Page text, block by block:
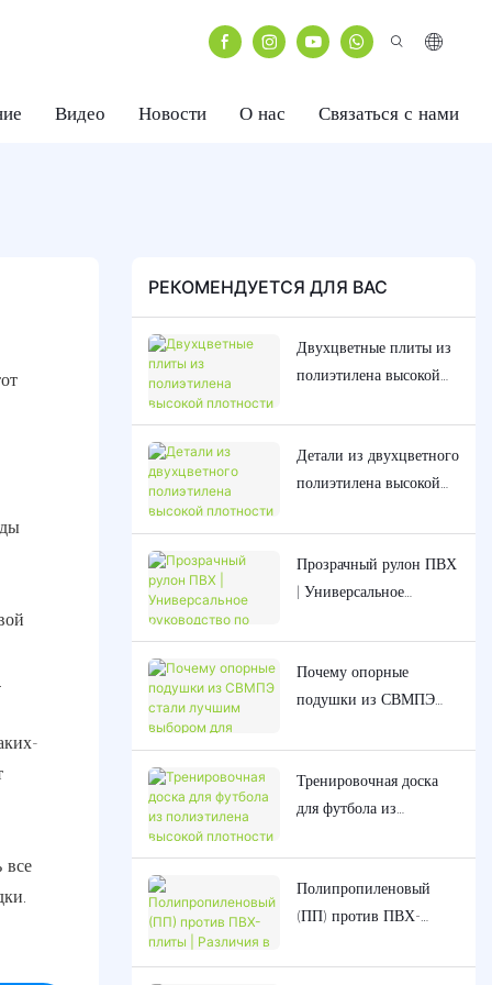
Видео Новости О нас Связаться с нами
все
РЕКОМЕНДУЕТСЯ ДЛЯ ВАС
Двухцветные плиты из
полиэтилена высокой
массовая поставка | В
наличии для детских
площадок
Детали из двухцветного
полиэтилена высокой
изготовленные на заказ,
для детского уличного
игрового оборудования.
Прозрачный рулон ПВХ
| Универсальное
применению в
промышленности и
коммерческом секторе
Почему опорные
подушки из СВМПЭ
для эксплуатации
тяжелой техники?
Тренировочная доска
для футбола из
плотности (HDPE) |
Повысьте
эффективность своих
Чемпионата мира по
Полипропиленовый
(ПП) против ПВХ-
температурной и